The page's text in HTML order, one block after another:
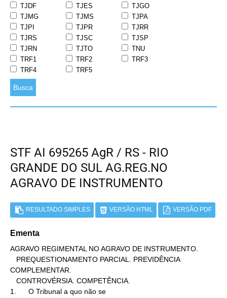
TJDF
TJES
TJGO
TJMG
TJMS
TJPA
TJPI
TJPR
TJRR
TJRS
TJSC
TJSP
TJRN
TJTO
TNU
TRF1
TRF2
TRF3
TRF4
TRF5
Busca
STF AI 695265 AgR / RS - RIO
GRANDE DO SUL AG.REG.NO
AGRAVO DE INSTRUMENTO
RESULTADO SIMPLES VERSÃO HTML VERSÃO PDF
Ementa
AGRAVO REGIMENTAL NO AGRAVO DE INSTRUMENTO.
COMPLEMENTAR.
1.      O Tribunal a quo não se